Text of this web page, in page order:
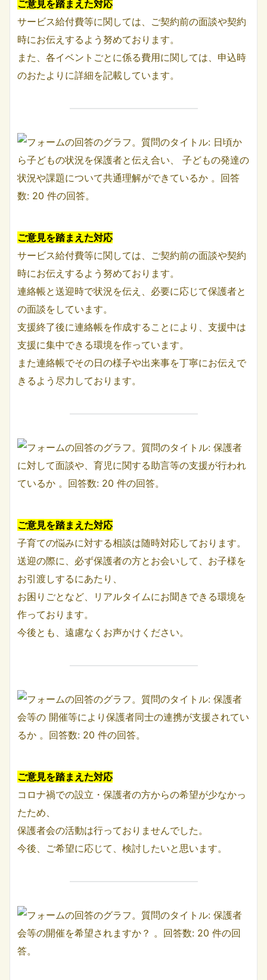
ご意見を踏まえた対応
サービス給付費等に関しては、ご契約前の面談や契約
時にお伝えするよう努めております。
また、各イベントごとに係る費用に関しては、申込時
のおたよりに詳細を記載しています。
ご意見を踏まえた対応
サービス給付費等に関しては、ご契約前の面談や契約
時にお伝えするよう努めております。
連絡帳と送迎時で状況を伝え、必要に応じて保護者と
の面談をしています。
支援終了後に連絡帳を作成することにより、支援中は
支援に集中できる環境を作っています。
また連絡帳でその日の様子や出来事を丁寧にお伝えで
きるよう尽力しております。
ご意見を踏まえた対応
子育ての悩みに対する相談は随時対応しております。
送迎の際に、必ず保護者の方とお会いして、お子様を
お引渡しするにあたり、
お困りごとなど、リアルタイムにお聞きできる環境を
作っております。
今後とも、遠慮なくお声かけください。
ご意見を踏まえた対応
コロナ禍での設立・保護者の方からの希望が少なかっ
たため、
保護者会の活動は行っておりませんでした。
今後、ご希望に応じて、検討したいと思います。